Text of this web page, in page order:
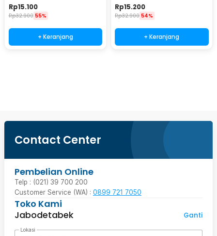
Braided Line 100M 2.0 - X4
Rp15.100
Rp32.900 55%
+ Keranjang
Braided Line 100M 3.0 - X4
Rp15.200
Rp32.900 54%
+ Keranjang
Contact Center
Pembelian Online
Telp : (021) 39 700 200
Customer Service (WA) : 0899 721 7050
Toko Kami
Jabodetabek
Ganti
Lokasi